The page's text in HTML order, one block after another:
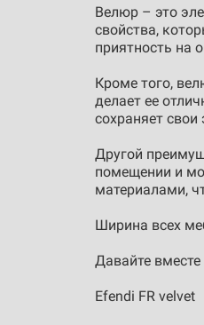
Велюр – это
свойства,
приятность на
Кроме того,
делает ее
сохраняет свои
Другой
помещении и
материалами,
Ширина всех
Давайте
Efendi FR velvet